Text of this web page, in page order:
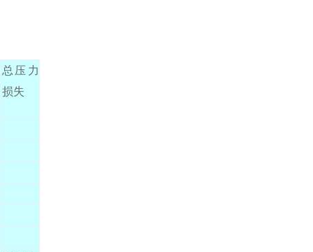
总压力
损失